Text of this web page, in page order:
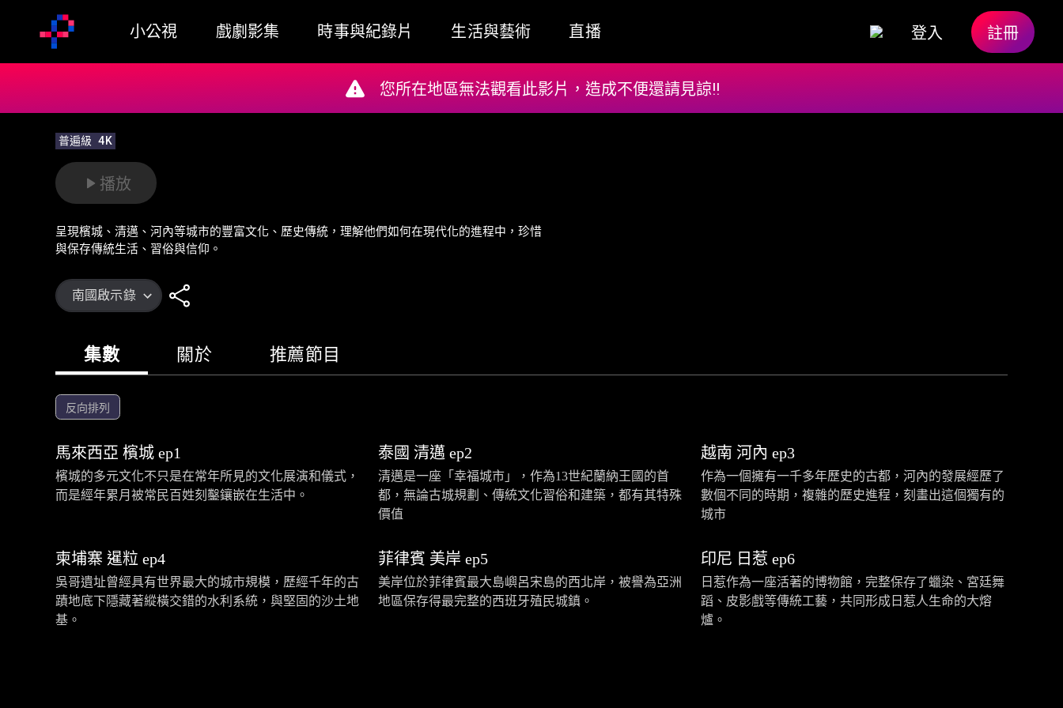
小公視 戲劇影集 時事與紀錄片 生活與藝術 直播 登入 註冊
普遍級 4K
播放
呈現檳城、清邁、河內等城市的豐富文化、歷史傳統，理解他們如何在現代化的進程中，珍惜
與保存傳統生活、習俗與信仰。
南國啟示錄
集數 關於 推薦節目
反向排列
馬來西亞 檳城 ep1
檳城的多元文化不只是在常年所見的文化展演和儀式，
而是經年累月被常民百姓刻鑿鑲嵌在生活中。
泰國 清邁 ep2
清邁是一座「幸福城市」，作為13世紀蘭納王國的首
都，無論古城規劃、傳統文化習俗和建築，都有其特殊
價值
越南 河內 ep3
作為一個擁有一千多年歷史的古都，河內的發展經歷了
數個不同的時期，複雜的歷史進程，刻畫出這個獨有的
城市
柬埔寨 暹粒 ep4
吳哥遺址曾經具有世界最大的城市規模，歷經千年的古
蹟地底下隱藏著縱橫交錯的水利系統，與堅固的沙土地
基。
菲律賓 美岸 ep5
美岸位於菲律賓最大島嶼呂宋島的西北岸，被譽為亞洲
地區保存得最完整的西班牙殖民城鎮。
印尼 日惹 ep6
日惹作為一座活著的博物館，完整保存了蠟染、宮廷舞
蹈、皮影戲等傳統工藝，共同形成日惹人生命的大熔
爐。
您所在地區無法觀看此影片，造成不便還請見諒!!